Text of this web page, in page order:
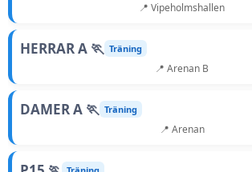
📍 Vipeholmshallen
HERRAR A 🏃 Träning
📍 Arenan B
DAMER A 🏃 Träning
📍 Arenan